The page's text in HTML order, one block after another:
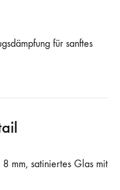
für sanftes
mm, satiniertes Glas mit